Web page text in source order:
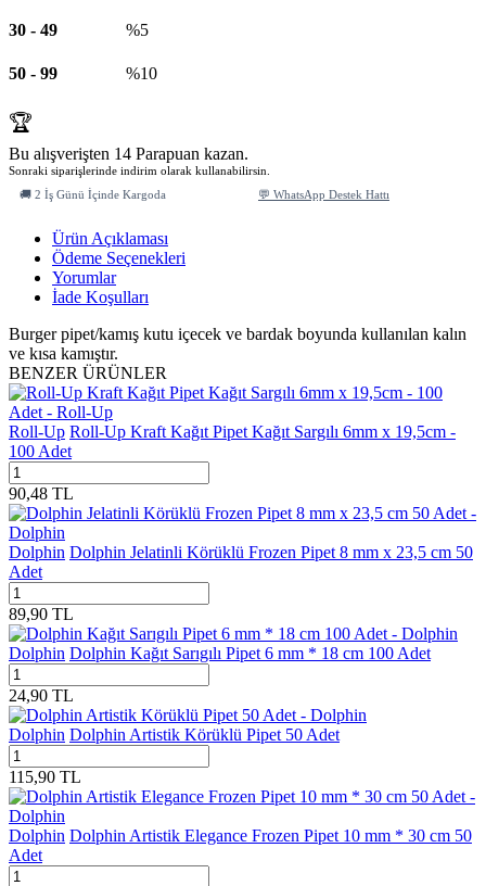
30 - 49 %5
50 - 99 %10
🏆
Bu alışverişten 14 Parapuan kazan.
Sonraki siparişlerinde indirim olarak kullanabilirsin.
🚚 2 İş Günü İçinde Kargoda
💬 WhatsApp Destek Hattı
Ürün Açıklaması
Ödeme Seçenekleri
Yorumlar
İade Koşulları
Burger pipet/kamış kutu içecek ve bardak boyunda kullanılan kalın
ve kısa kamıştır.
BENZER ÜRÜNLER
Roll-Up Roll-Up Kraft Kağıt Pipet Kağıt Sargılı 6mm x 19,5cm -
100 Adet
90,48 TL
Dolphin Dolphin Jelatinli Körüklü Frozen Pipet 8 mm x 23,5 cm 50
Adet
89,90 TL
Dolphin Dolphin Kağıt Sarıgılı Pipet 6 mm * 18 cm 100 Adet
24,90 TL
Dolphin Dolphin Artistik Körüklü Pipet 50 Adet
115,90 TL
Dolphin Dolphin Artistik Elegance Frozen Pipet 10 mm * 30 cm 50
Adet